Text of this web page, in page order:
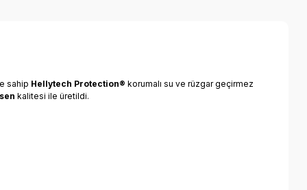
sahip Hellytech Protection® korumalı su ve rüzgar geçirmez
kalitesi ile üretildi.